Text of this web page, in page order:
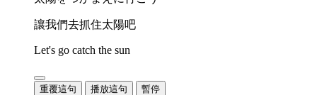
讓我們去抓住太陽吧
Let's go catch the sun
重覆這句 播放這句 暫停